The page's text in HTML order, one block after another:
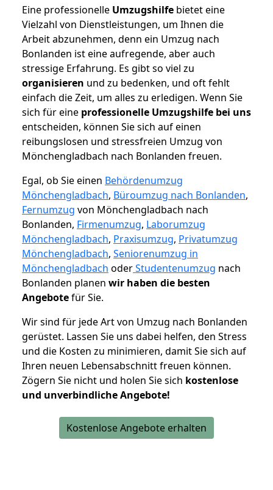
Eine professionelle Umzugshilfe bietet eine
Vielzahl von Dienstleistungen, um Ihnen die
Arbeit abzunehmen, denn ein Umzug nach
Bonlanden ist eine aufregende, aber auch
stressige Erfahrung. Es gibt so viel zu
organisieren und zu bedenken, und oft fehlt
einfach die Zeit, um alles zu erledigen. Wenn Sie
sich für eine professionelle Umzugshilfe bei uns
entscheiden, können Sie sich auf einen
reibungslosen und stressfreien Umzug von
Mönchengladbach nach Bonlanden freuen.
Egal, ob Sie einen Behördenumzug
Mönchengladbach, Büroumzug nach Bonlanden,
Fernumzug von Mönchengladbach nach
Bonlanden, Firmenumzug, Laborumzug
Mönchengladbach, Praxisumzug, Privatumzug
Mönchengladbach, Seniorenumzug in
Mönchengladbach oderStudentenumzug nach
Bonlanden planen wir haben die besten
Angebotefür Sie.
Wir sind für jede Art von Umzug nach Bonlanden
gerüstet. Lassen Sie uns dabei helfen, den Stress
und die Kosten zu minimieren, damit Sie sich auf
Ihren neuen Lebensabschnitt freuen können.
Zögern Sie nicht und holen Sie sich kostenlose
und unverbindliche Angebote!
Kostenlose Angebote erhalten